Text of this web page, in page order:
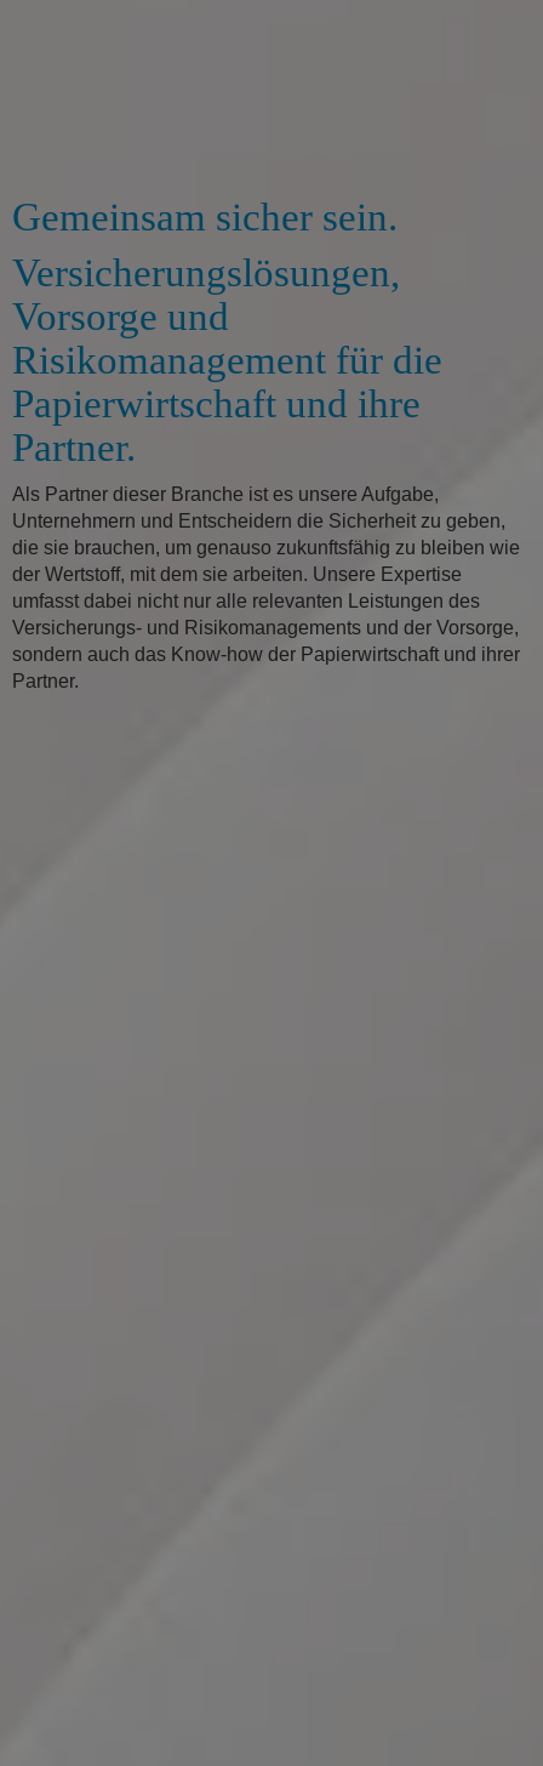
Gemeinsam sicher sein.
Versicherungslösungen,
Vorsorge und
Risikomanagement für die
Papierwirtschaft und ihre
Partner.
Als Partner dieser Branche ist es unsere Aufgabe,
Unternehmern und Entscheidern die Sicherheit zu geben,
die sie brauchen, um genauso zukunftsfähig zu bleiben wie
der Wertstoff, mit dem sie arbeiten. Unsere Expertise
umfasst dabei nicht nur alle relevanten Leistungen des
Versicherungs- und Risikomanagements und der Vorsorge,
sondern auch das Know-how der Papierwirtschaft und ihrer
Partner.